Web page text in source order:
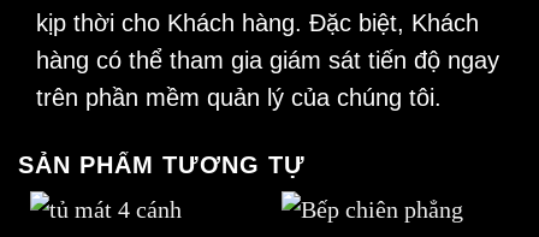
kịp thời cho Khách hàng. Đặc biệt, Khách
hàng có thể tham gia giám sát tiến độ ngay
trên phần mềm quản lý của chúng tôi.
SẢN PHẨM TƯƠNG TỰ